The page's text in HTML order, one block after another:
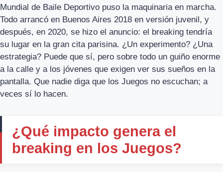
Mundial de Baile Deportivo puso la maquinaria en marcha.
Todo arrancó en Buenos Aires 2018 en versión juvenil, y
después, en 2020, se hizo el anuncio: el breaking tendría
su lugar en la gran cita parisina. ¿Un experimento? ¿Una
estrategia? Puede que sí, pero sobre todo un guiño enorme
a la calle y a los jóvenes que exigen ver sus sueños en la
pantalla. Que nadie diga que los Juegos no escuchan; a
veces sí lo hacen.
¿Qué impacto genera el
breaking en los Juegos?